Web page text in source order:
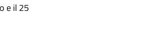
e il 25